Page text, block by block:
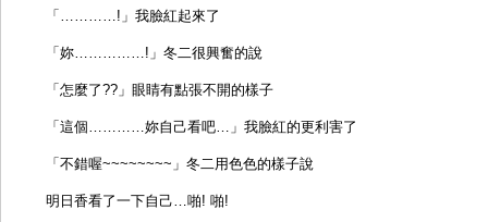
「…………!」我臉紅起來了
「妳……………!」冬二很興奮的說
「怎麼了??」眼睛有點張不開的樣子
「這個…………妳自己看吧…」我臉紅的更利害了
「不錯喔~~~~~~~~」冬二用色色的樣子說
明日香看了一下自己…啪! 啪!